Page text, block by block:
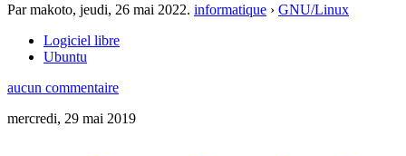
Par makoto, jeudi, 26 mai 2022. informatique › GNU/Linux
Logiciel libre
Ubuntu
aucun commentaire
mercredi, 29 mai 2019